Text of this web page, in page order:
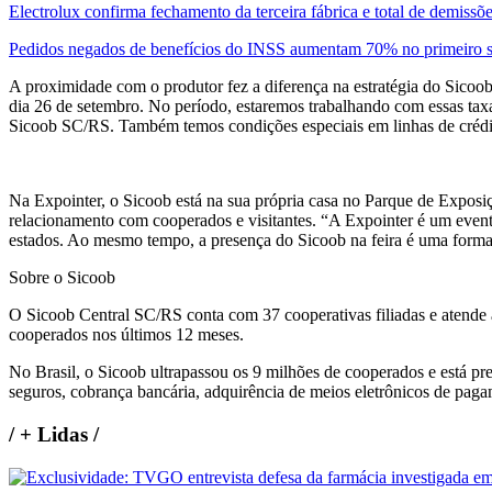
Electrolux confirma fechamento da terceira fábrica e total de
Pedidos negados de benefícios do INSS aumentam 70% no primeiro
A proximidade com o produtor fez a diferença na estratégia do
dia 26 de setembro. No período, estaremos trabalhando com essas
Sicoob SC/RS. Também temos condições especiais em linhas de
Na Expointer, o Sicoob está na sua própria casa no Parque de
relacionamento com cooperados e visitantes. “A Expointer é um
estados. Ao mesmo tempo, a presença do Sicoob na feira é uma
Sobre o Sicoob
O Sicoob Central SC/RS conta com 37 cooperativas filiadas e
cooperados nos últimos 12 meses.
No Brasil, o Sicoob ultrapassou os 9 milhões de cooperados e está
seguros, cobrança bancária, adquirência de meios eletrônicos de
/+ Lidas /